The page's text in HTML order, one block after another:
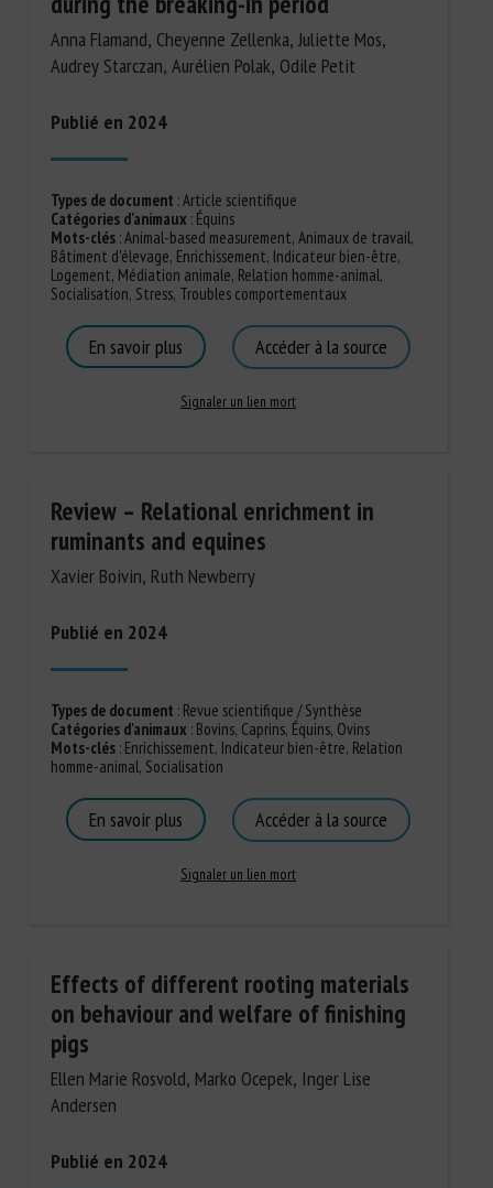
Anna Flamand, Cheyenne Zellenka, Juliette Mos,
Audrey Starczan, Aurélien Polak, Odile Petit
Publié en 2024
Types de document :Article scientifique
Catégories d'animaux : Équins
Mots-clés:Animal-based measurement, Animaux de travail,
Bâtiment d'élevage, Enrichissement, Indicateur bien-être,
Logement, Médiation animale, Relation homme-animal,
Socialisation, Stress, Troubles comportementaux
En savoir plus Accéder à la source
Signaler un lien mort
Review – Relational enrichment in
ruminants and equines
Xavier Boivin, Ruth Newberry
Publié en 2024
Types de document : Revue scientifique / Synthèse
Catégories d'animaux : Bovins, Caprins, Équins, Ovins
Mots-clés: Enrichissement, Indicateur bien-être, Relation
homme-animal, Socialisation
En savoir plus Accéder à la source
Signaler un lien mort
Effects of different rooting materials
on behaviour and welfare of finishing
pigs
Ellen Marie Rosvold, Marko Ocepek, Inger Lise
Andersen
Publié en 2024